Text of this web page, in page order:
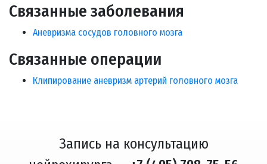
Связанные заболевания
Аневризма сосудов головного мозга
Связанные операции
Клипирование аневризм артерий головного мозга
Запись на консультацию